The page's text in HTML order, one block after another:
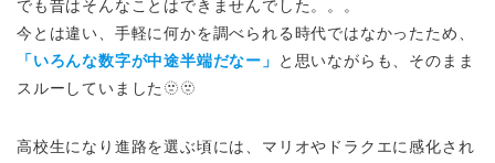
でも昔はそんなことはできませんでした。。。
今とは違い、手軽に何かを調べられる時代ではなかったため、
「いろんな数字が中途半端だなー」
と思いながらも、そのまま
スルーしていました🫥🫥
高校生になり進路を選ぶ頃には、マリオやドラクエに感化され